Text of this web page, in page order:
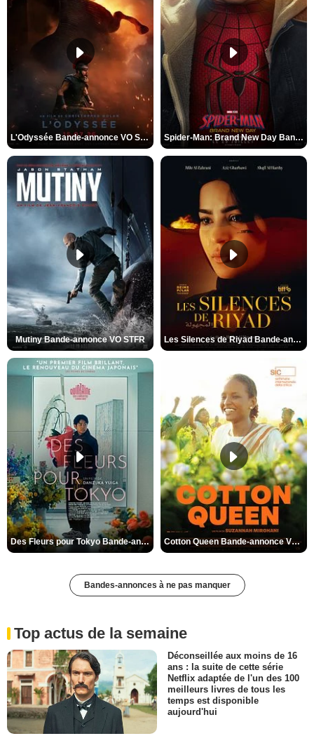
L'Odyssée Bande-annonce VO STFR Spider-Man: Brand New Day Bande-annonce VO STFR
Mutiny Bande-annonce VO STFR Les Silences de Riyad Bande-annonce VO STFR
Des Fleurs pour Tokyo Bande-annonce VO STFR Cotton Queen Bande-annonce VO STFR
Bandes-annonces à ne pas manquer
Top actus de la semaine
Déconseillée aux moins de 16
ans : la suite de cette série
Netflix adaptée de l'un des 100
meilleurs livres de tous les
temps est disponible
aujourd'hui